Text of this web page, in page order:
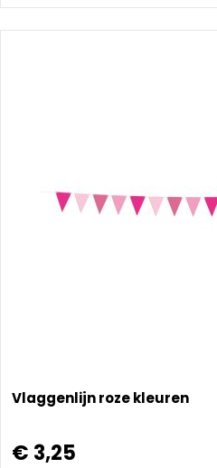
Vlaggenlijn roze kleuren
€ 3,25